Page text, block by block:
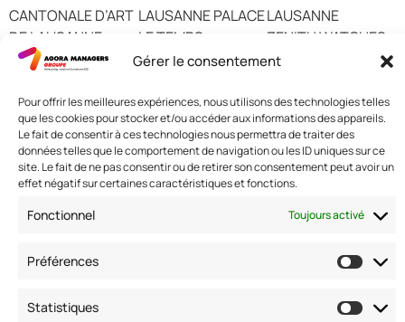
Gérer le consentement
Pour offrir les meilleures expériences, nous utilisons des technologies telles
que les cookies pour stocker et/ou accéder aux informations des appareils.
Le fait de consentir à ces technologies nous permettra de traiter des
données telles que le comportement de navigation ou les ID uniques sur ce
site. Le fait de ne pas consentir ou de retirer son consentement peut avoir un
effet négatif sur certaines caractéristiques et fonctions.
Fonctionnel Toujours activé
Préférences
Statistiques
CANTONALE D’ART
DE LAUSANNE
EHL – Hospitality
LAUSANNE PALACE
LE TEMPS
NESTLE S.A.
LAUSANNE
ZENITH WATCHES
Nous contacter
Adresse: 42 avenue de la Grande Armée 75017 PARIS
Standard :01 47 42 76 60
Nous suivre